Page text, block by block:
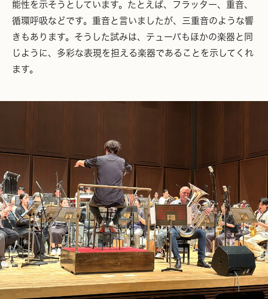
能性を示そうとしています。たとえば、フラッター、重音、
循環呼吸などです。重音と言いましたが、三重音のような響
きもあります。そうした試みは、テューバもほかの楽器と同
じように、多彩な表現を担える楽器であることを示してくれ
ます。